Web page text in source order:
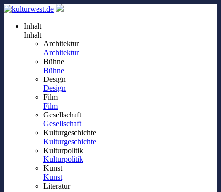
Inhalt
Inhalt
Architektur
Architektur
Bühne
Bühne
Design
Design
Film
Film
Gesellschaft
Gesellschaft
Kulturgeschichte
Kulturgeschichte
Kulturpolitik
Kulturpolitik
Kunst
Kunst
Literatur